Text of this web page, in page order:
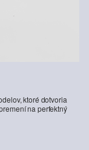
ktoré dotvoria
na perfektný